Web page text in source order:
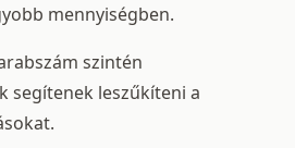
mennyiségben.
szintén
segítenek leszűkíteni a